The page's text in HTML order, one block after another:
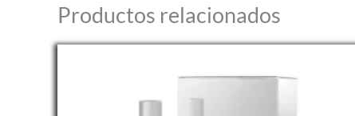
Productos relacionados